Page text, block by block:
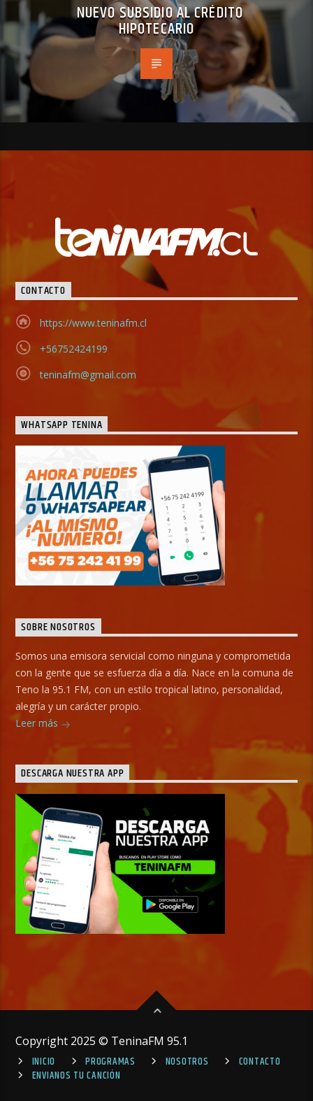
NUEVO SUBSIDIO AL CRÉDITO
HIPOTECARIO
CONTACTO
https://www.teninafm.cl
+56752424199
teninafm@gmail.com
WHATSAPP TENINA
SOBRE NOSOTROS
Somos una emisora servicial como ninguna y comprometida
con la gente que se esfuerza día a día. Nace en la comuna de
Teno la 95.1 FM, con un estilo tropical latino, personalidad,
alegría y un carácter propio.
Leer más
DESCARGA NUESTRA APP
Copyright 2025 © TeninaFM 95.1
INICIO
PROGRAMAS NOSOTROS
CONTACTO
ENVIANOS TU CANCIÓN